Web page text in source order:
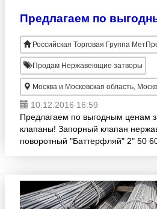
Российская Торговая Группа
Продам Нержавеющие затворы
Москва и Московская область,
10.12.2016 16:59
Предлагаем по выгодным ценам
клапаны! Запорный клапан
поворотный "Баттерфляй" 2" 50